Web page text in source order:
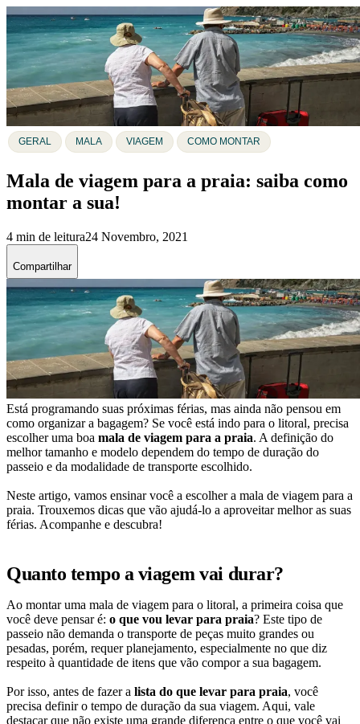
GERAL MALA VIAGEM COMO MONTAR
Mala de viagem para a praia: saiba como
montar a sua!
4 min de leitura24 Novembro, 2021
Compartilhar
Está programando suas próximas férias, mas ainda não pensou em
como organizar a bagagem? Se você está indo para o litoral, precisa
escolher uma boa mala de viagem para a praia. A definição do
melhor tamanho e modelo dependem do tempo de duração do
passeio e da modalidade de transporte escolhido.
Neste artigo, vamos ensinar você a escolher a mala de viagem para a
praia. Trouxemos dicas que vão ajudá-lo a aproveitar melhor as suas
férias. Acompanhe e descubra!
Quanto tempo a viagem vai durar?
Ao montar uma mala de viagem para o litoral, a primeira coisa que
você deve pensar é: o que vou levar para praia? Este tipo de
passeio não demanda o transporte de peças muito grandes ou
pesadas, porém, requer planejamento, especialmente no que diz
respeito à quantidade de itens que vão compor a sua bagagem.
Por isso, antes de fazer a lista do que levar para praia, você
precisa definir o tempo de duração da sua viagem. Aqui, vale
destacar que não existe uma grande diferença entre o que você vai